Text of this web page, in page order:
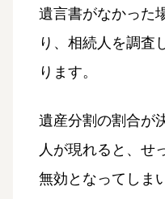
遺言書がなかった
り、相続人を調査
ります。
遺産分割の割合が
人が現れると、せ
無効となってしま